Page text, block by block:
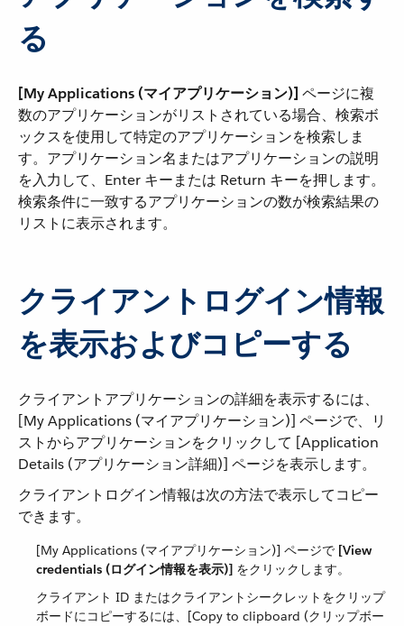
る
[My Applications (マイアプリケーション)] ​ ページに複
数のアプリケーションがリストされている場合、検索ボ
ックスを使用して特定のアプリケーションを検索しま
す。アプリケーション名またはアプリケーションの説明
を入力して、Enter キーまたは Return キーを押します。
検索条件に一致するアプリケーションの数が検索結果の
リストに表示されます。
クライアントログイン情報
を表示およびコピーする
クライアントアプリケーションの詳細を表示するには、
[My Applications (マイアプリケーション)] ページで、リ
ストからアプリケーションをクリックして [Application
Details (アプリケーション詳細)] ページを表示します。
クライアントログイン情報は次の方法で表示してコピー
できます。
[My Applications (マイアプリケーション)] ページで ​ [View
credentials (ログイン情報を表示)] ​ をクリックします。
クライアント ID またはクライアントシークレットをクリップ
ボードにコピーするには、[Copy to clipboard (クリップボー